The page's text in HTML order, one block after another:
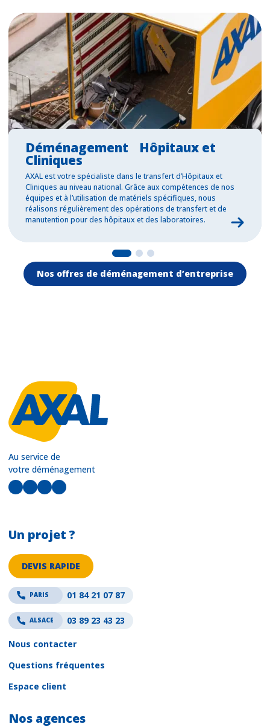
Déménagement Hôpitaux et
Cliniques
AXAL est votre spécialiste dans le transfert d’Hôpitaux et
Cliniques au niveau national. Grâce aux compétences de nos
équipes et à l’utilisation de matériels spécifiques, nous
réalisons régulièrement des opérations de transfert et de
manutention pour des hôpitaux et des laboratoires.
Nos offres de déménagement d’entreprise
Au service de
votre déménagement
LinkedIn
Facebook
Instagram
YouTube
Un projet ?
DEVIS RAPIDE
PARIS 01 84 21 07 87
ALSACE 03 89 23 43 23
Nous contacter
Questions fréquentes
Espace client
Nos agences